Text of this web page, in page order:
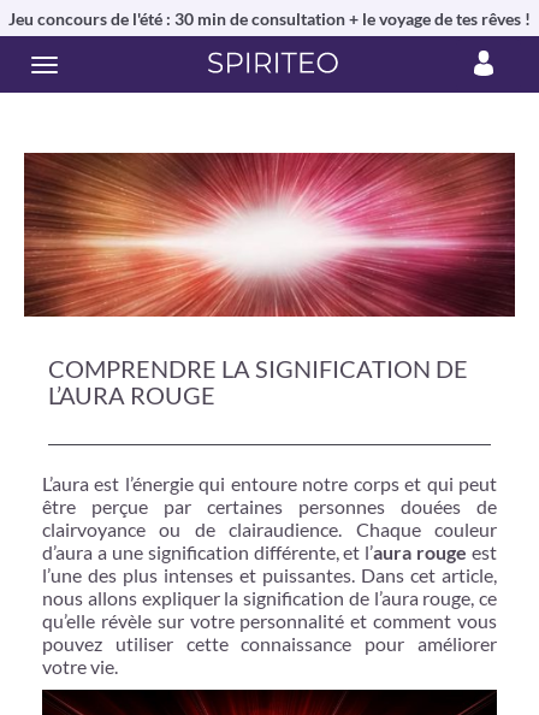
Jeu concours de l'été : 30 min de consultation + le voyage de tes rêves !
COMPRENDRE LA SIGNIFICATION DE
L’AURA ROUGE
L’aura est l’énergie qui entoure notre corps et qui peut
être perçue par certaines personnes douées de
clairvoyance ou de clairaudience. Chaque couleur
d’aura a une signification différente, et l’aura rouge est
l’une des plus intenses et puissantes. Dans cet article,
nous allons expliquer la signification de l’aura rouge, ce
qu’elle révèle sur votre personnalité et comment vous
pouvez utiliser cette connaissance pour améliorer
votre vie.